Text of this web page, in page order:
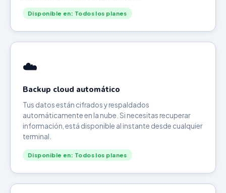
Disponible en: Todos los planes
☁️
Backup cloud automático
Tus datos están cifrados y respaldados
automáticamente en la nube. Si necesitas recuperar
información, está disponible al instante desde cualquier
terminal.
Disponible en: Todos los planes